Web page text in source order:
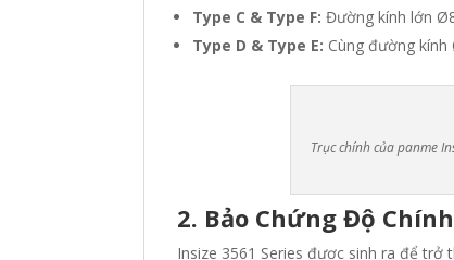
Type C & Type F: Đường kính lớn
Type D & Type E: Cùng đường
Trục chính của panme
2. Bảo Chứng Độ
Insize 3561 Series được sinh ra để trở